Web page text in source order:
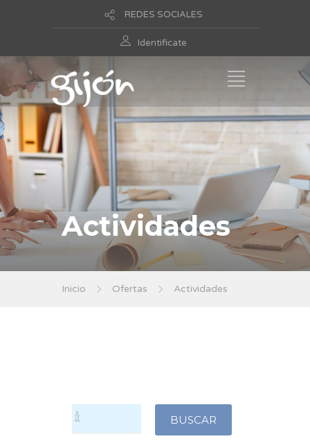
REDES SOCIALES
Identificate
Actividades
Inicio Ofertas Actividades